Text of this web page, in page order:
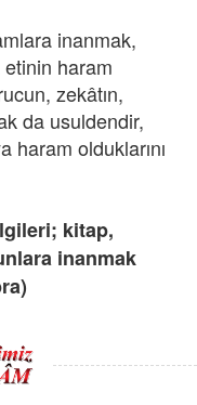
inanmak,
haram
zekâtın,
da usuldendir,
haram olduklarını
kitap,
inanmak